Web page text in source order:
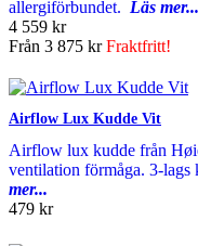
allergiförbundet. Läs mer...
4 559 kr
Från 3 875 krFraktfritt!
Airflow Lux Kudde Vit
Airflow lux kudde från
ventilation förmåga. 3-
mer...
479 kr